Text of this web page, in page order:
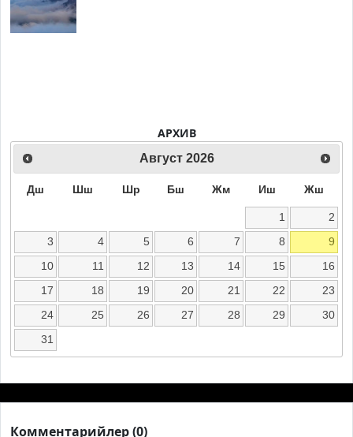
АРХИВ
Август 2026
Дш Шш Шр Бш Жм Иш Жш
1
2
3
4 5 6 7 8
9
10
11 12 13 14 15
16
17
18 19 20 21 22
23
24
25 26 27 28 29
30
31
Комментарийлер (0)